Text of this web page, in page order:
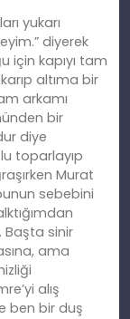
yukarı
diyerek
için kapıyı tam
altıma bir
arkamı
bir
diye
toparlayıp
Murat
sebebini
Başta sinir
ama
alış
ben bir duş